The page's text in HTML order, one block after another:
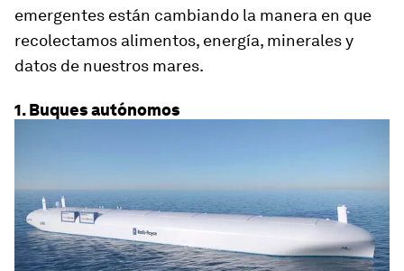
emergentes están cambiando la manera en que
recolectamos alimentos, energía, minerales y
datos de nuestros mares.
1. Buques autónomos